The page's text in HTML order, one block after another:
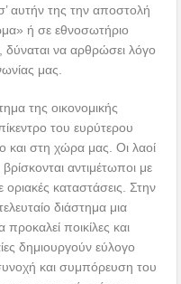
αυτήν της την αποστολή
ή σε εθνοσωτήριο
δύναται να αρθρώσει λόγο
μας.
της οικονομικής
του ευρύτερου
και στη χώρα μας. Οι λαοί
βρίσκονται αντιμέτωποι με
καταστάσεις. Στην
διάστημα μια
ποικίλες και
δημιουργούν εύλογο
και συμπόρευση του